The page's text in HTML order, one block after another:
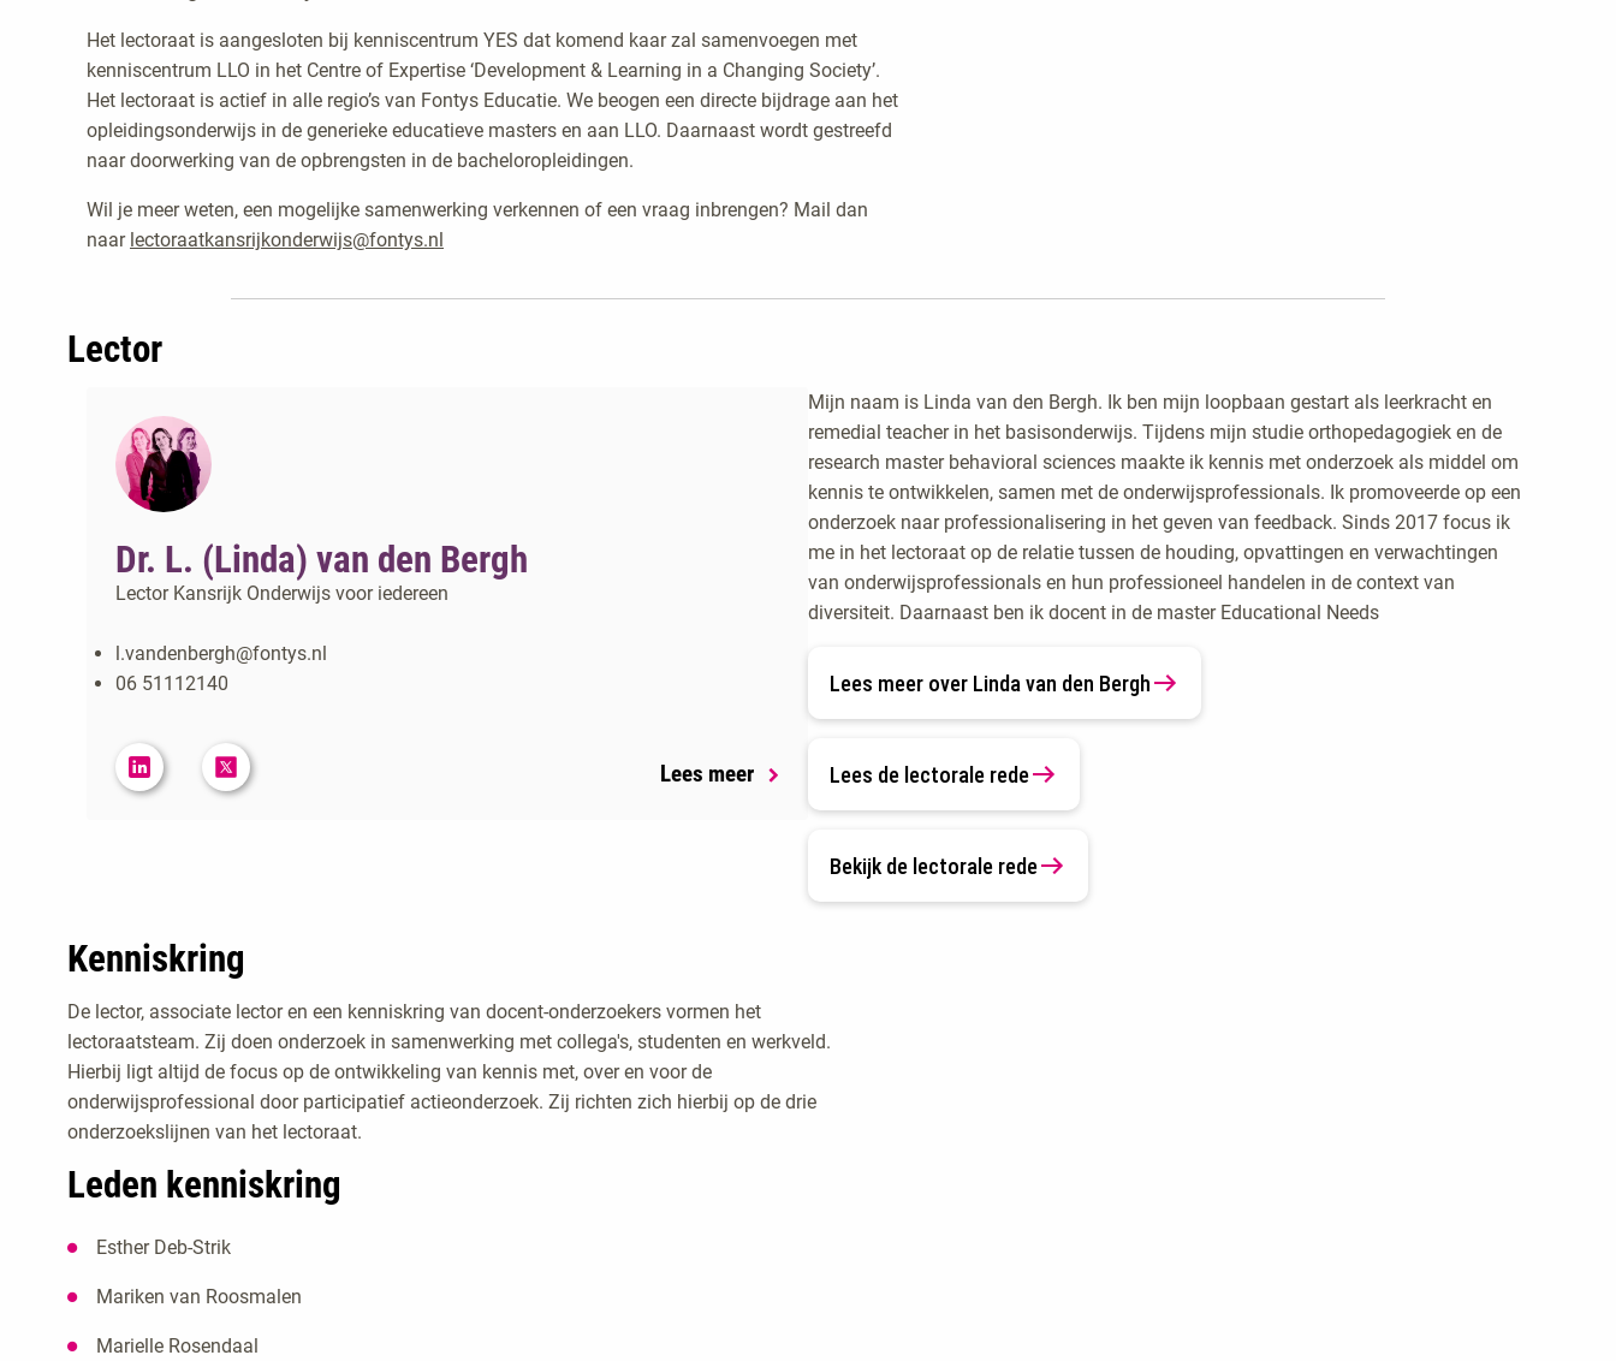
Het lectoraat is aangesloten bij kenniscentrum YES dat komend kaar zal samenvoegen met
kenniscentrum LLO in het Centre of Expertise ‘Development & Learning in a Changing Society’.
Het lectoraat is actief in alle regio’s van Fontys Educatie. We beogen een directe bijdrage aan het
opleidingsonderwijs in de generieke educatieve masters en aan LLO. Daarnaast wordt gestreefd
naar doorwerking van de opbrengsten in de bacheloropleidingen.
Wil je meer weten, een mogelijke samenwerking verkennen of een vraag inbrengen? Mail dan
naar lectoraatkansrijkonderwijs@fontys.nl
Lector
Dr. L. (Linda) van den Bergh
Lector Kansrijk Onderwijs voor iedereen
l.vandenbergh@fontys.nl
06 51112140
Lees meer
Mijn naam is Linda van den Bergh. Ik ben mijn loopbaan gestart als leerkracht en
remedial teacher in het basisonderwijs. Tijdens mijn studie orthopedagogiek en de
research master behavioral sciences maakte ik kennis met onderzoek als middel om
kennis te ontwikkelen, samen met de onderwijsprofessionals. Ik promoveerde op een
onderzoek naar professionalisering in het geven van feedback. Sinds 2017 focus ik
me in het lectoraat op de relatie tussen de houding, opvattingen en verwachtingen
van onderwijsprofessionals en hun professioneel handelen in de context van
diversiteit. Daarnaast ben ik docent in de master Educational Needs
Lees meer over Linda van den Bergh
Lees de lectorale rede
Bekijk de lectorale rede
Kenniskring
De lector, associate lector en een kenniskring van docent-onderzoekers vormen het
lectoraatsteam. Zij doen onderzoek in samenwerking met collega's, studenten en werkveld.
Hierbij ligt altijd de focus op de ontwikkeling van kennis met, over en voor de
onderwijsprofessional door participatief actieonderzoek. Zij richten zich hierbij op de drie
onderzoekslijnen van het lectoraat.
Leden kenniskring
Esther Deb-Strik
Mariken van Roosmalen
Marielle Rosendaal